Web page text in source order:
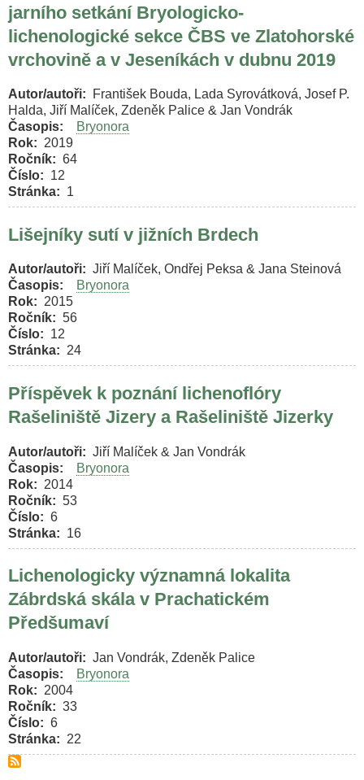
jarního setkání Bryologicko-
lichenologické sekce ČBS ve Zlatohorské
vrchovině a v Jeseníkách v dubnu 2019
Autor/autoři
František Bouda, Lada Syrovátková, Josef P.
Halda, Jiří Malíček, Zdeněk Palice & Jan Vondrák
Časopis
Bryonora
Rok
2019
Ročník
64
Číslo
12
Stránka
1
Lišejníky sutí v jižních Brdech
Autor/autoři
Jiří Malíček, Ondřej Peksa & Jana Steinová
Časopis
Bryonora
Rok
2015
Ročník
56
Číslo
12
Stránka
24
Příspěvek k poznání lichenoflóry
Rašeliniště Jizery a Rašeliniště Jizerky
Autor/autoři
Jiří Malíček & Jan Vondrák
Časopis
Bryonora
Rok
2014
Ročník
53
Číslo
6
Stránka
16
Lichenologicky významná lokalita
Zábrdská skála v Prachatickém
Předšumaví
Autor/autoři
Jan Vondrák, Zdeněk Palice
Časopis
Bryonora
Rok
2004
Ročník
33
Číslo
6
Stránka
22